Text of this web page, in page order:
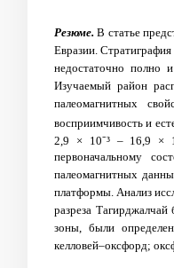
Резюме. В статье
Евразии.
недостаточно полно
Изучаемый район
палеомагнитных
восприимчивость и
2,9 × 10⁻³ – 16,9 ×
первоначальному
палеомагнитных
платформы. Анализ
разреза
зоны, были
келловей–оксфорд;